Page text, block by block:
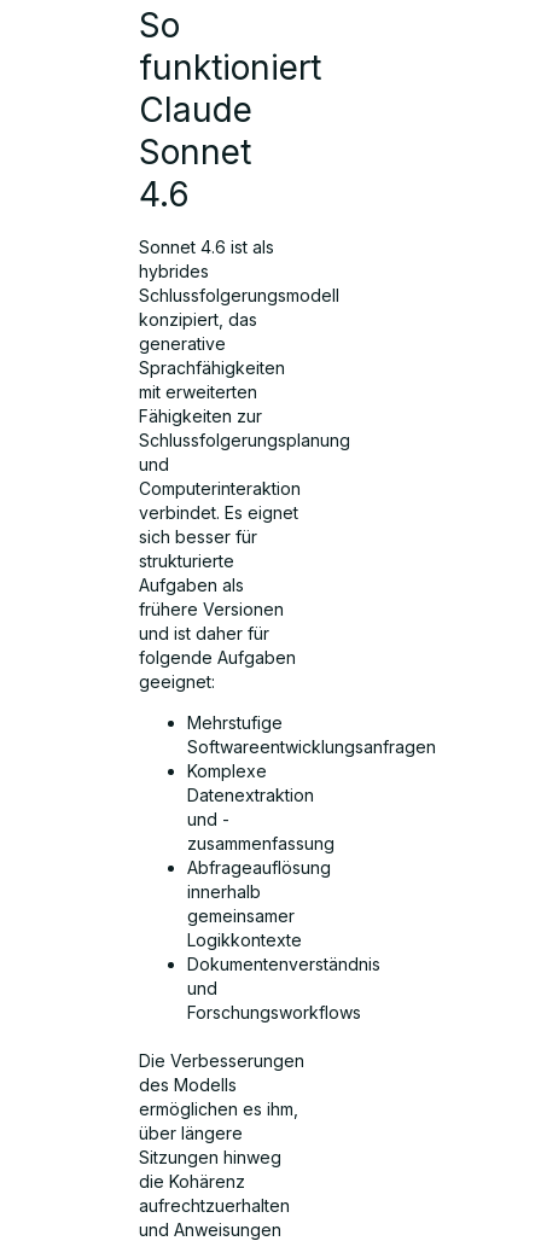
So
funktioniert
Claude
Sonnet
4.6
Sonnet 4.6 ist als
hybrides
Schlussfolgerungsmodell
konzipiert, das
generative
Sprachfähigkeiten
mit erweiterten
Fähigkeiten zur
Schlussfolgerungsplanung
und
Computerinteraktion
verbindet. Es eignet
sich besser für
strukturierte
Aufgaben als
frühere Versionen
und ist daher für
folgende Aufgaben
geeignet:
Mehrstufige
Softwareentwicklungsanfragen
Komplexe
Datenextraktion
und -
zusammenfassung
Abfrageauflösung
innerhalb
gemeinsamer
Logikkontexte
Dokumentenverständnis
und
Forschungsworkflows
Die Verbesserungen
des Modells
ermöglichen es ihm,
über längere
Sitzungen hinweg
die Kohärenz
aufrechtzuerhalten
und Anweisungen